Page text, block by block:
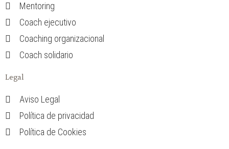
Mentoring​
Coach ejecutivo​
Coaching organizacional​
Coach solidario​
Legal
Aviso Legal
Política de privacidad
Política de Cookies